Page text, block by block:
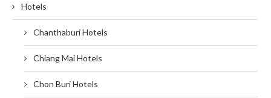
Hotels
Chanthaburi Hotels
Chiang Mai Hotels
Chon Buri Hotels